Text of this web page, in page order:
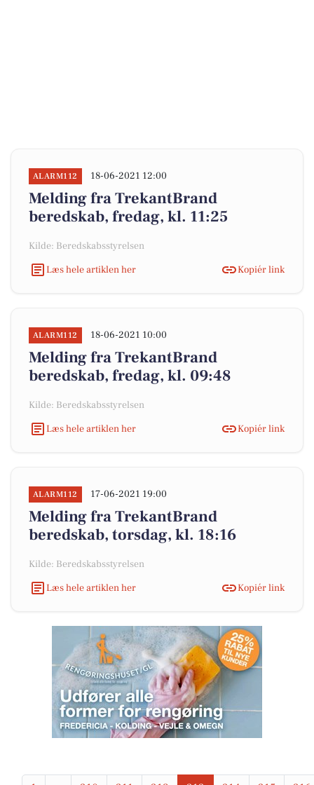
ALARM112 18-06-2021 12:00
Melding fra TrekantBrand
beredskab, fredag, kl. 11:25
Kilde: Beredskabsstyrelsen
Læs hele artiklen her
Kopiér link
ALARM112 18-06-2021 10:00
Melding fra TrekantBrand
beredskab, fredag, kl. 09:48
Kilde: Beredskabsstyrelsen
Læs hele artiklen her
Kopiér link
ALARM112 17-06-2021 19:00
Melding fra TrekantBrand
beredskab, torsdag, kl. 18:16
Kilde: Beredskabsstyrelsen
Læs hele artiklen her
Kopiér link